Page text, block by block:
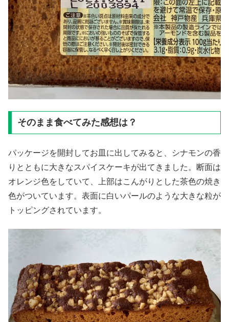
そのまま食べてみた感想は？
パッケージを開封してお皿に出してみると、シナモンの香
りとともに大きなスパイスケーキが出てきました。断面は
オレンジ色をしていて、上部はこんがりとした茶色の焼き
色がついています。表面に白いパールのような大きな粒が
トッピングされています。